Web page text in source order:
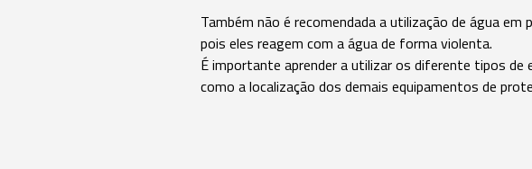
Também não é recomendada a utilização de água
pois eles reagem com a água de forma violenta.
É importante aprender a utilizar os diferente tipos
como a localização dos demais equipamentos de